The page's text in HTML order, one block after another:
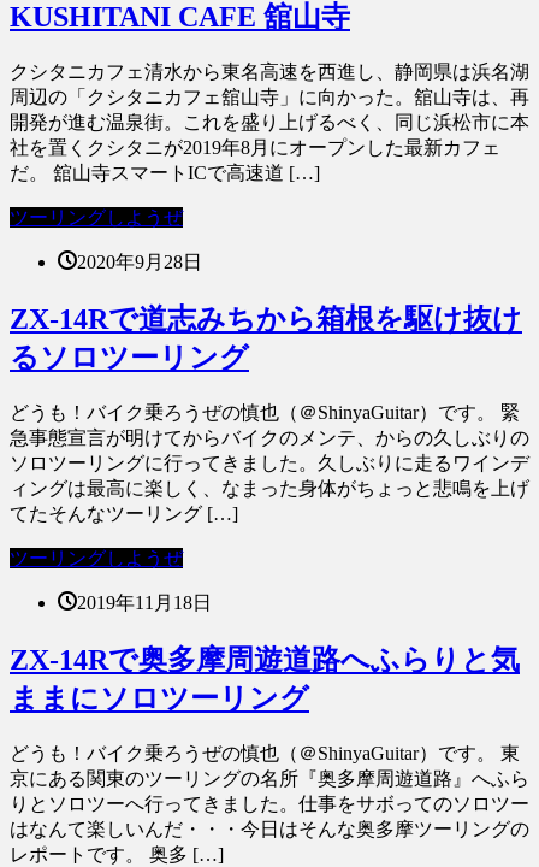
KUSHITANI CAFE 舘山寺
クシタニカフェ清水から東名高速を西進し、静岡県は浜名湖
周辺の「クシタニカフェ舘山寺」に向かった。舘山寺は、再
開発が進む温泉街。これを盛り上げるべく、同じ浜松市に本
社を置くクシタニが2019年8月にオープンした最新カフェ
だ。 舘山寺スマートICで高速道 […]
ツーリングしようぜ
2020年9月28日
ZX-14Rで道志みちから箱根を駆け抜け
るソロツーリング
どうも！バイク乗ろうぜの慎也（＠ShinyaGuitar）です。 緊
急事態宣言が明けてからバイクのメンテ、からの久しぶりの
ソロツーリングに行ってきました。久しぶりに走るワインデ
ィングは最高に楽しく、なまった身体がちょっと悲鳴を上げ
てたそんなツーリング […]
ツーリングしようぜ
2019年11月18日
ZX-14Rで奥多摩周遊道路へふらりと気
ままにソロツーリング
どうも！バイク乗ろうぜの慎也（＠ShinyaGuitar）です。 東
京にある関東のツーリングの名所『奥多摩周遊道路』へふら
りとソロツーへ行ってきました。仕事をサボってのソロツー
はなんて楽しいんだ・・・今日はそんな奥多摩ツーリングの
レポートです。 奥多 […]